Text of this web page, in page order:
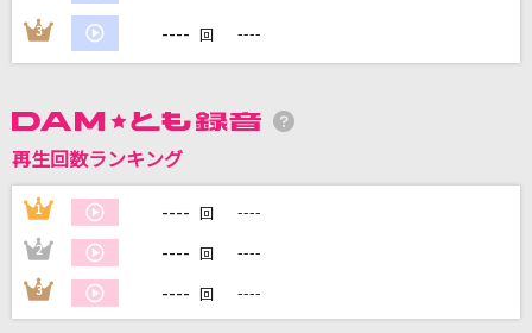
3 ---- 回 ----
再生回数ランキング
1 ---- 回 ----
2 ---- 回 ----
3 ---- 回 ----